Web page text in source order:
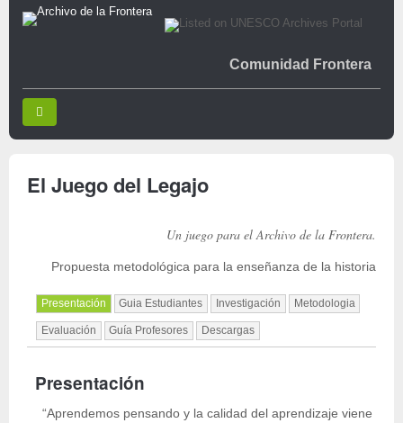
Comunidad Frontera
El Juego del Legajo
Un juego para el Archivo de la Frontera.
Propuesta metodológica para la enseñanza de la historia
Presentación Guia Estudiantes Investigación Metodologia
Evaluación Guía Profesores Descargas
Presentación
“Aprendemos pensando y la calidad del aprendizaje viene